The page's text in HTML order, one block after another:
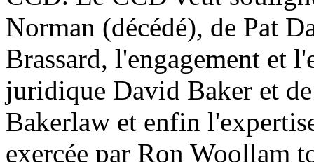
Norman (décédé), de Pat
Brassard, l'engagement et
juridique David Baker et
Bakerlaw et enfin
exercée par Ron Woollam